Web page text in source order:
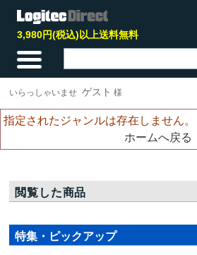
3,980円(税込)以上送料無料
いらっしゃいませ ゲスト 様
指定されたジャンルは存在しません。
ホームへ戻る
閲覧した商品
特集・ピックアップ